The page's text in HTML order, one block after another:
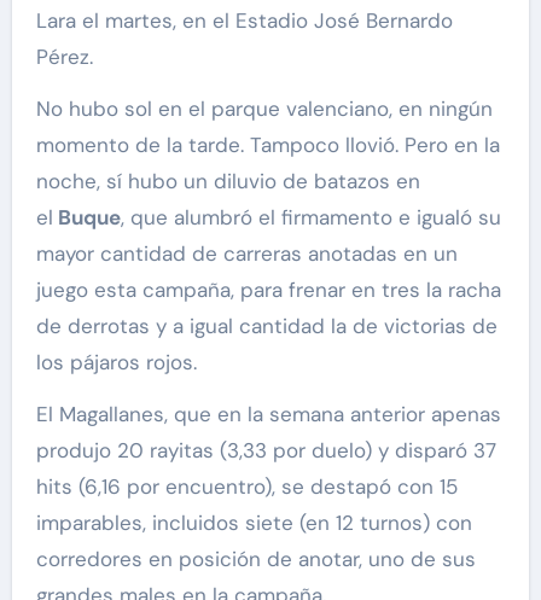
Lara el martes, en el Estadio José Bernardo
Pérez.
No hubo sol en el parque valenciano, en ningún
momento de la tarde. Tampoco llovió. Pero en la
noche, sí hubo un diluvio de batazos en
el Buque, que alumbró el firmamento e igualó su
mayor cantidad de carreras anotadas en un
juego esta campaña, para frenar en tres la racha
de derrotas y a igual cantidad la de victorias de
los pájaros rojos.
El Magallanes, que en la semana anterior apenas
produjo 20 rayitas (3,33 por duelo) y disparó 37
hits (6,16 por encuentro), se destapó con 15
imparables, incluidos siete (en 12 turnos) con
corredores en posición de anotar, uno de sus